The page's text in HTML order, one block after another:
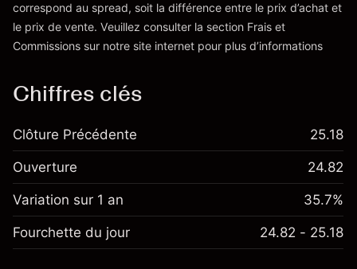
Vers la plateforme
'Tarifs et Frais
correspond au spread, soit la différence entre le prix d’achat et
le prix de vente. Veuillez consulter la section Frais et
Commissions sur notre site internet pour plus d’informations
Chiffres clés
Clôture Précédente 25.18
Ouverture 24.82
Variation sur 1 an 35.7%
Fourchette du jour 24.82 - 25.18